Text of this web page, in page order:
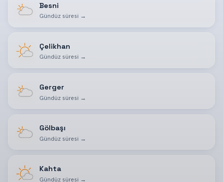
Besni
Gündüz süresi →
Çelikhan
Gündüz süresi →
Gerger
Gündüz süresi →
Gölbaşı
Gündüz süresi →
Kahta
Gündüz süresi →